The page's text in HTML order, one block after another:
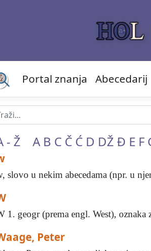
Portal znanja Abecedarij
- Ž A B C Č Ć D DŽ Đ E F
slovo u nekim abecedama (npr. u
1. geogr (prema engl. West),
Peter